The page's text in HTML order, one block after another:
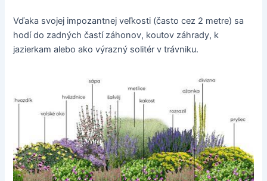
Vďaka svojej impozantnej veľkosti (často cez 2 metre) sa
hodí do zadných častí záhonov, koutov záhrady, k
jazierkam alebo ako výrazný solitér v trávniku.